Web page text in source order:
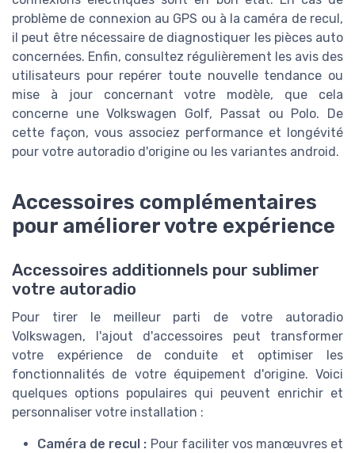
problème de connexion au GPS ou à la caméra de recul,
il peut être nécessaire de diagnostiquer les pièces auto
concernées. Enfin, consultez régulièrement les avis des
utilisateurs pour repérer toute nouvelle tendance ou
mise à jour concernant votre modèle, que cela
concerne une Volkswagen Golf, Passat ou Polo. De
cette façon, vous associez performance et longévité
pour votre autoradio d'origine ou les variantes android.
Accessoires complémentaires
pour améliorer votre expérience
Accessoires additionnels pour sublimer
votre autoradio
Pour tirer le meilleur parti de votre autoradio
Volkswagen, l'ajout d'accessoires peut transformer
votre expérience de conduite et optimiser les
fonctionnalités de votre équipement d'origine. Voici
quelques options populaires qui peuvent enrichir et
personnaliser votre installation :
Caméra de recul : Pour faciliter vos manœuvres et